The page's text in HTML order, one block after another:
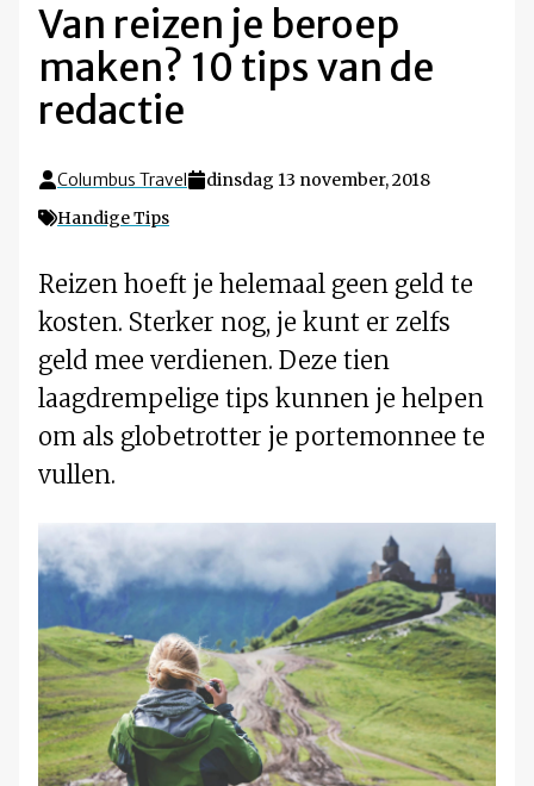
Van reizen je beroep
maken? 10 tips van de
redactie
Columbus Travel
dinsdag 13 november, 2018
Handige Tips
Reizen hoeft je helemaal geen geld te
kosten. Sterker nog, je kunt er zelfs
geld mee verdienen. Deze tien
laagdrempelige tips kunnen je helpen
om als globetrotter je portemonnee te
vullen.